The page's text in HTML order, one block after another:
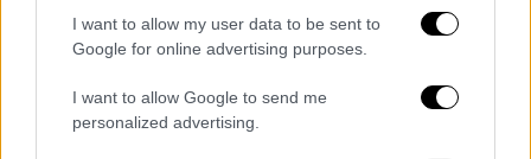
I want to allow my user data to be sent to
Google for online advertising purposes.
I want to allow Google to send me
personalized advertising.
καταχώρηση
Διαβάστε ακόμη